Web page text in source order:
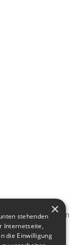
Versorgung
Dresden
Emmaus Niesky
am DIAKO
×
stehenden
Internetseite,
die Einwilligung